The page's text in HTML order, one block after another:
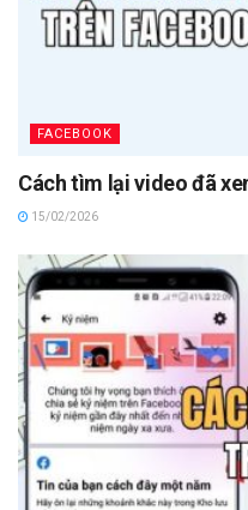
FACEBOOK
Cách tìm lại video đã
15/02/2026